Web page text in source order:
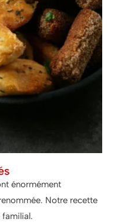
énormément
Notre recette